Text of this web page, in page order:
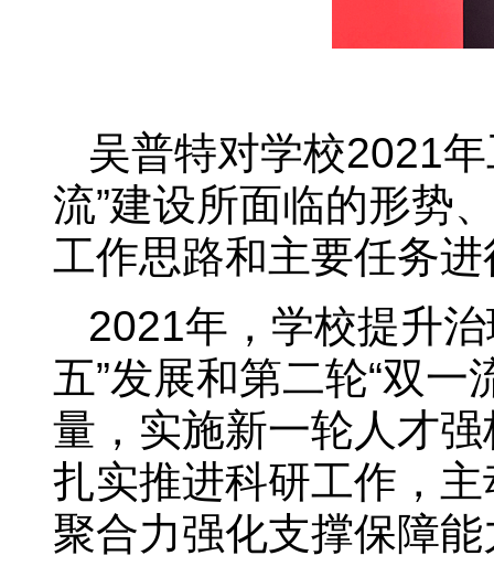
吴普特对学校2021
流”建设所面临的形势
工作思路和主要任务
2021年，学校提升
五”发展和第二轮“双一
量，实施新一轮人才
扎实推进科研工作，
聚合力强化支撑保障